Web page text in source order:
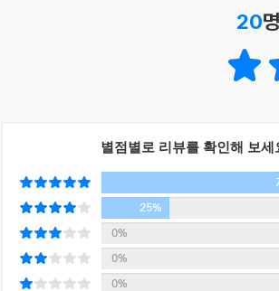
20
별점별로 리뷰를 확인해 보세
25%
0%
0%
0%